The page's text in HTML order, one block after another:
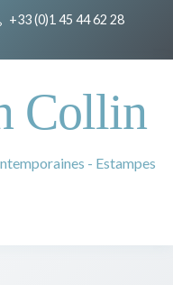
+33 (0)1 45 44 62 28
Collin
- Estampes